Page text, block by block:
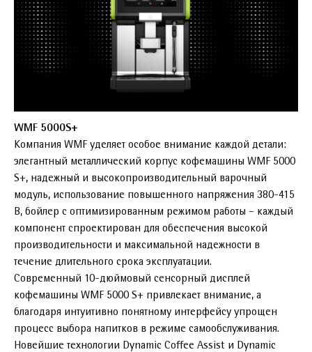
WMF 5000S+
Компания WMF уделяет особое внимание каждой детали:
элегантный металлический корпус кофемашины WMF 5000
S+, надежный и высокопроизводительный варочный
модуль, использование повышенного напряжения 380-415
В, бойлер с оптимизированным режимом работы – каждый
компонент спроектирован для обеспечения высокой
производительности и максимальной надежности в
течение длительного срока эксплуатации.
Современный 10-дюймовый сенсорный дисплей
кофемашины WMF 5000 S+ привлекает внимание, а
благодаря интуитивно понятному интерфейсу упрощен
процесс выбора напитков в режиме самообслуживания.
Новейшие технологии Dynamic Coffee Assist и Dynamic